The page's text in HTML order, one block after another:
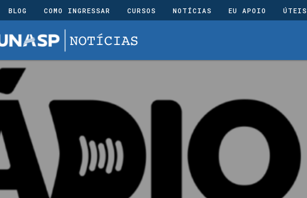
BLOG COMO INGRESSAR CURSOS NOTÍCIAS EU APOIO ÚTEIS